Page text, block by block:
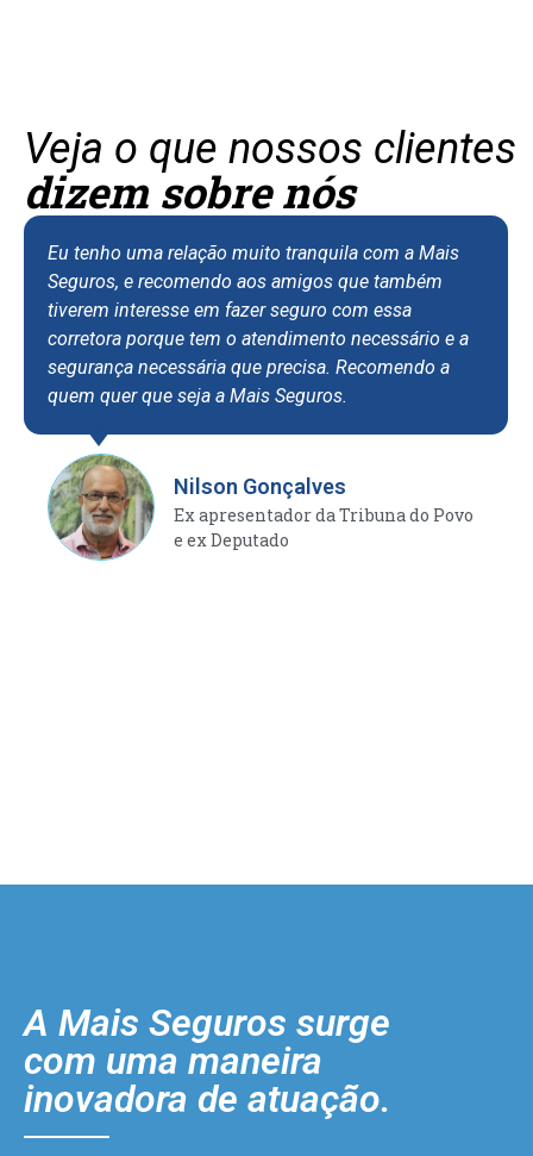
Veja o que nossos clientes
dizem sobre nós
Eu tenho uma relação muito tranquila com a Mais
Seguros, e recomendo aos amigos que também
tiverem interesse em fazer seguro com essa
corretora porque tem o atendimento necessário e a
segurança necessária que precisa. Recomendo a
quem quer que seja a Mais Seguros.
Nilson Gonçalves
Ex apresentador da Tribuna do Povo
e ex Deputado
A Mais Seguros surge
com uma maneira
inovadora de atuação.